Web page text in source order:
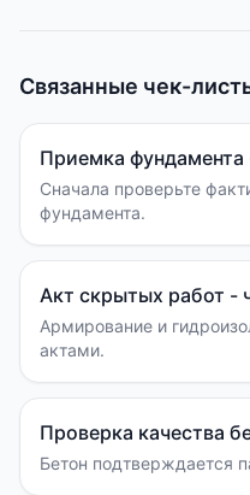
Связанные чек-
Приемка фундамента
Сначала проверьте
фундамента.
Акт скрытых работ -
Армирование и
актами.
Проверка качества
Бетон подтверждается